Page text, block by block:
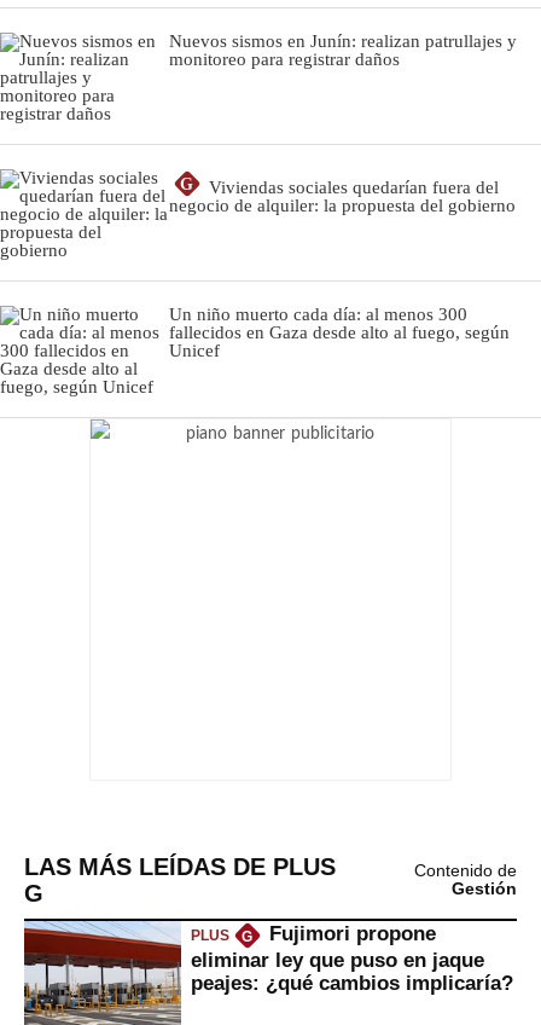
Nuevos sismos en Junín: realizan patrullajes y
monitoreo para registrar daños
G
Viviendas sociales quedarían fuera del
negocio de alquiler: la propuesta del gobierno
Un niño muerto cada día: al menos 300
fallecidos en Gaza desde alto al fuego, según
Unicef
LAS MÁS LEÍDAS DE PLUS
G
Contenido de
Gestión
PLUS G
Fujimori propone
eliminar ley que puso en jaque
peajes: ¿qué cambios implicaría?